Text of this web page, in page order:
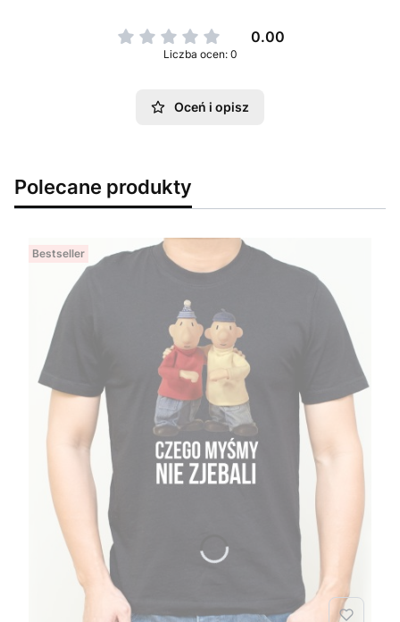
0.00
Liczba ocen: 0
Oceń i opisz
Polecane produkty
Bestseller